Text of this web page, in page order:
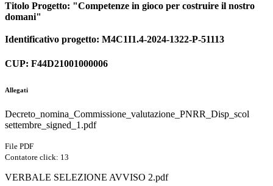
Titolo Progetto: "Competenze in gioco per costruire il nostro
domani"
Identificativo progetto: M4C1I1.4-2024-1322-P-51113
CUP: F44D21001000006
Allegati
Decreto_nomina_Commissione_valutazione_PNRR_Disp_scol
settembre_signed_1.pdf
File PDF
Contatore click: 13
VERBALE SELEZIONE AVVISO 2.pdf